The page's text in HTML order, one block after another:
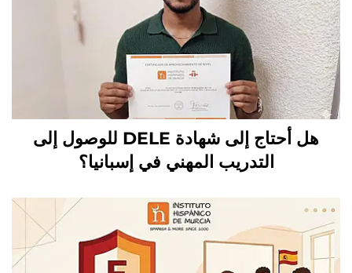
هل أحتاج إلى شهادة DELE للوصول إلى
التدريب المهني في إسبانيا؟